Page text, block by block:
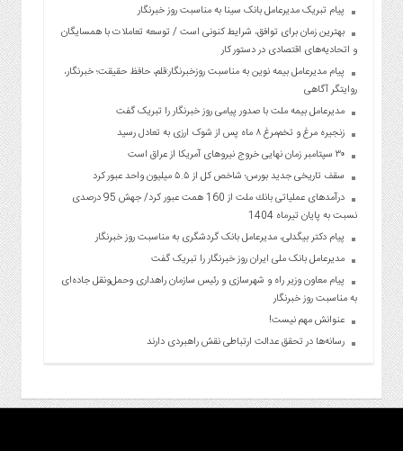
پیام تبریک مدیرعامل بانک سینا به مناسبت روز خبرنگار
بهترین زمان برای توافق، شرایط کنونی است / توسعه تعاملات با همسایگان
و اتحادیه‌های اقتصادی در دستور کار
پیام مدیرعامل بیمه نوین به مناسبت روزخبرنگار:قلم، حافظ حقیقت؛ خبرنگار،
روایتگر آگاهی
مدیرعامل بیمه ملت با صدور پیامی روز خبرنگار را تبریک گفت
زنجیره مرغ و تخم‌مرغ ۸ ماه پس از شوک ارزی به تعادل رسید
۳۰ سپتامبر زمان نهایی خروج نیروهای آمریکا از عراق است
سقف تاریخی جدید بورس؛ شاخص کل از ۵.۵ میلیون واحد عبور کرد
درآمدهای عملیاتی بانك ملت از 160 همت عبور كرد/ جهش 95 درصدی
نسبت به پایان تیرماه 1404
پیام دکتر بیگدلی، مدیرعامل بانک گردشگری به مناسبت روز خبرنگار
مدیرعامل بانک ملی ایران روز خبرنگار را تبریک گفت
پیام معاون وزیر راه و شهرسازی و رئیس سازمان راهداری وحمل‌ونقل جاده‌ای
به مناسبت روز خبرنگار
عنوانش مهم نیست!
رسانه‌ها در تحقق عدالت ارتباطی نقش راهبردی دارند